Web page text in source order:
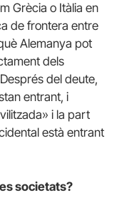
Grècia o Itàlia en
de frontera entre
Alemanya pot
dels
del deute,
entrant, i
i la part
està entrant
societats?